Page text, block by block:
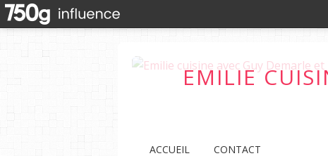
EMILIE
ACCUEIL CONTACT